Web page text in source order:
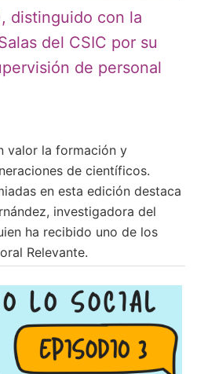
distinguido con la
del CSIC por su
de personal
valor la formación y
de científicos.
en esta edición destaca
investigadora del
ha recibido uno de los
Relevante.